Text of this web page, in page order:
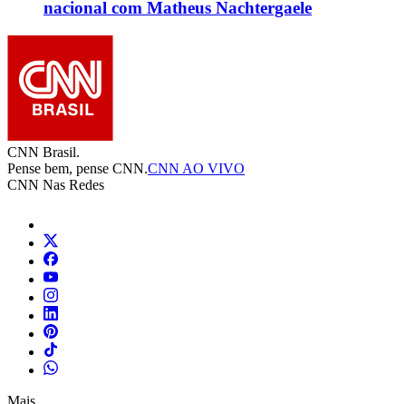
nacional com Matheus Nachtergaele
CNN Brasil.
Pense bem, pense CNN.CNN AO VIVO
CNN Nas Redes
Mais